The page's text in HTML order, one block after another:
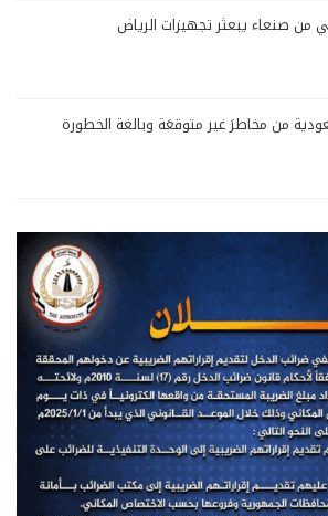
من صنعاء يبعثر تجهيزات الرياض
من مخاطرَ غير متوقعَة وبالغة الخطورة